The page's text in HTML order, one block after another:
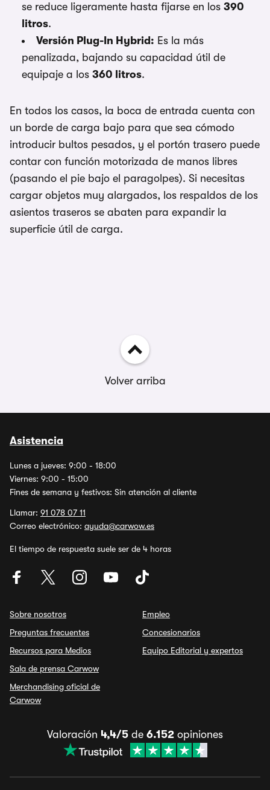
se reduce ligeramente hasta fijarse en los 390
litros.
Versión Plug-In Hybrid: Es la más
penalizada, bajando su capacidad útil de
equipaje a los 360 litros.
En todos los casos, la boca de entrada cuenta con
un borde de carga bajo para que sea cómodo
introducir bultos pesados, y el portón trasero puede
contar con función motorizada de manos libres
(pasando el pie bajo el paragolpes). Si necesitas
cargar objetos muy alargados, los respaldos de los
asientos traseros se abaten para expandir la
superficie útil de carga.
Volver arriba
Asistencia
Lunes a jueves: 9:00 - 18:00
Viernes: 9:00 - 15:00
Fines de semana y festivos: Sin atención al cliente
Llamar: 91 078 07 11
Correo electrónico: ayuda@carwow.es
El tiempo de respuesta suele ser de 4 horas
Sobre nosotros
Preguntas frecuentes
Recursos para Medios
Sala de prensa Carwow
Merchandising oficial de
Carwow
Empleo
Concesionarios
Equipo Editorial y expertos
Valoración 4,4/5 de 6.152 opiniones